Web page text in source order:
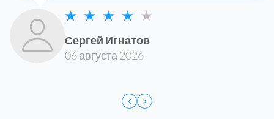
Сергей Игнатов
06 августа 2026